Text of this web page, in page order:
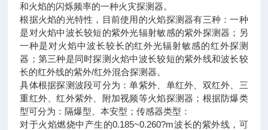
和火焰的闪烁频率的一种火灾探测器。
根据火焰的光特性，目前使用的火焰探测器有三种：一种
是对火焰中波长较短的紫外光辐射敏感的紫外探测器；另
一种是对火焰中波长较长的红外光辐射敏感的红外探测
器；第三种是同时探测火焰中波长较短的紫外线和波长较
长的红外线的紫外/红外混合探测器。
具体根据探测波段可分为：单紫外、单红外、双红外、三
重红外、红外紫外、附加视频等火焰探测器；根据防爆类
型可分为：隔爆型、本安型；传感器类型：
对于火焰燃烧中产生的0.185~0.260?m波长的紫外线，可